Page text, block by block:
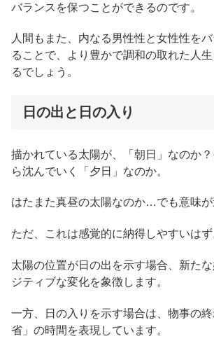
バランスを保つことができるのです。
人間もまた、内なる男性性と女性性を
ることで、より豊かで調和の取れた人
るでしょう。
日の出と日の入り
描かれている太陽が、「朝日」なのか
ら沈んでいく「夕日」なのか。
はたまた真昼の太陽なのか…でも意味が
ただ、これは感覚的に納得しやすいはず
太陽の位置が日の出を示す場合、新た
ジティブな変化を象徴します。
一方、日の入りを示す場合は、物事の
省」の時間を表現しています。